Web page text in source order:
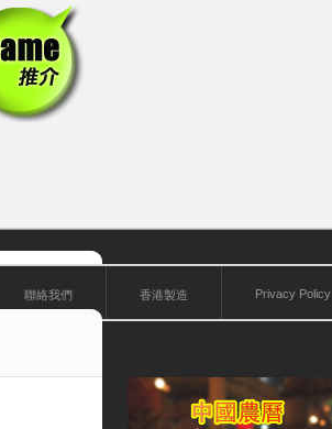
聯絡我們 香港製造 Privacy Policy